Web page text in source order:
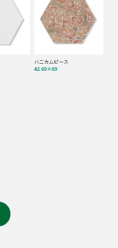
ハニカムピース
A2 60×69